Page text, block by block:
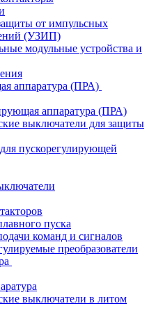
от импульсных
(УЗИП)
модульные устройства и
аппаратура (ПРА)
аппаратура (ПРА)
выключатели для защиты
пускорегулирующей
пуска
команд и сигналов
преобразователи
выключатели в литом